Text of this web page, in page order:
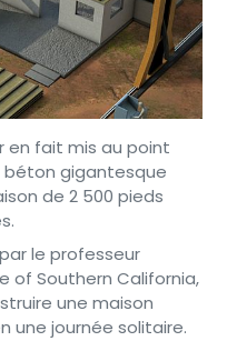
en fait mis au point
béton gigantesque
de 2 500 pieds
le professeur
of Southern California,
une maison
une journée solitaire.